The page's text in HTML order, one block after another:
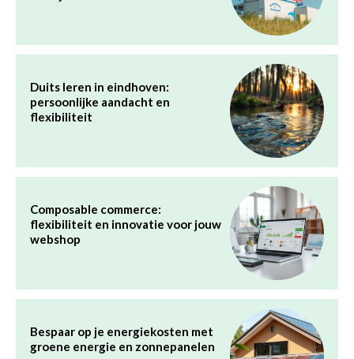
Duits leren in eindhoven:
persoonlijke aandacht en
flexibiliteit
Composable commerce:
flexibiliteit en innovatie voor jouw
webshop
Bespaar op je energiekosten met
groene energie en zonnepanelen